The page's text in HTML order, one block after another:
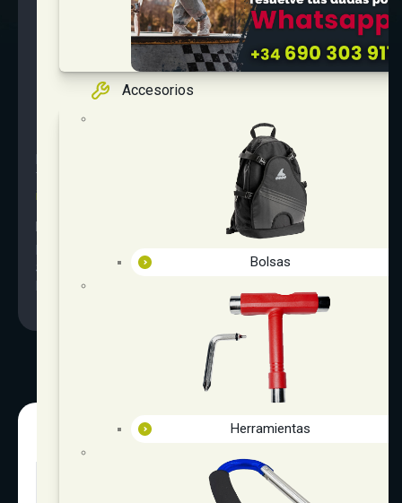
Accesorios
Bolsas
Herramientas
In-Gravity roller&skate shop
Tel.:
in-gravity@in-gravity.com
HORARIO
Sabado De 10:00 - 20:30
Domingo 10:00-15:00